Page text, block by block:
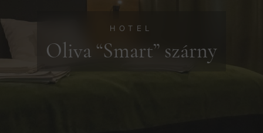
HOTEL
Oliva “Smart” szárny